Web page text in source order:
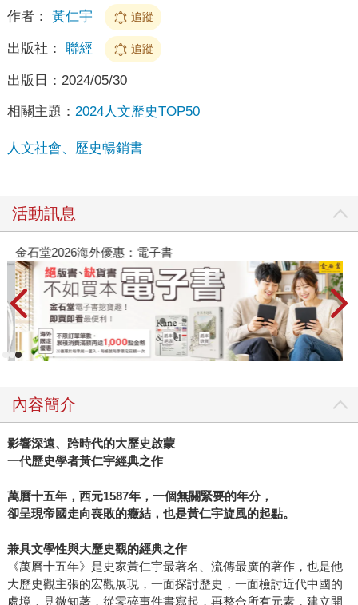
作者： 黃仁宇 追蹤
出版社： 聯經 追蹤
出版日： 2024/05/30
相關主題： 2024人文歷史TOP50
人文社會、歷史暢銷書
活動訊息
金石堂2026海外優惠：電子書
內容簡介
影響深遠、跨時代的大歷史啟蒙
一代歷史學者黃仁宇經典之作
萬曆十五年，西元1587年，一個無關緊要的年分，
卻呈現帝國走向喪敗的癥結，也是黃仁宇旋風的起點。
兼具文學性與大歷史觀的經典之作
《萬曆十五年》是史家黃仁宇最著名、流傳最廣的著作，也是他
大歷史觀主張的宏觀展現，一面探討歷史，一面檢討近代中國的
處境，見微知著，從零碎事件書寫起，再整合所有元素，建立開